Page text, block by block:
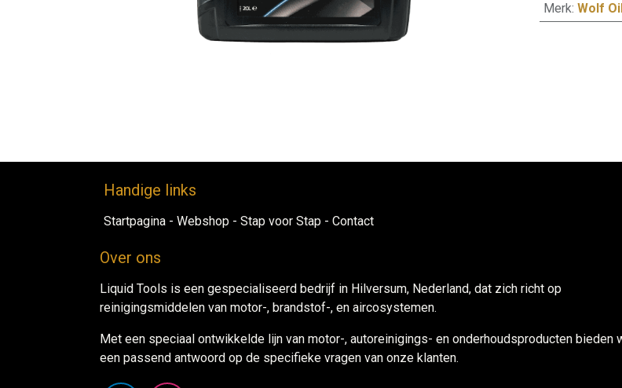
Merk: Wolf
Handig​e links
Startpagina - Webshop​ - Stap voor ​Sta​​p​ - Contact
Over ons
Liquid Tools is een gespecialiseerd bedrijf in Hilversum, Nederland, dat zich richt op
reinigingsmiddelen van motor-, brandstof-, en aircosystemen.
Met een speciaal ontwikkelde lijn van motor-, autoreinigings- en onderhoudsproducten bieden
een passend antwoord op de specifieke vragen van onze klanten.